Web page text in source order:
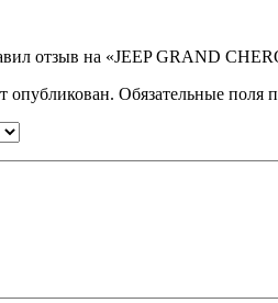
отзыв на «JEEP GRAND
опубликован. Обязательные поля